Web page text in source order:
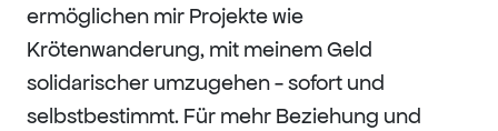
ermöglichen mir Projekte wie
Krötenwanderung, mit meinem Geld
solidarischer umzugehen - sofort und
selbstbestimmt. Für mehr Beziehung und